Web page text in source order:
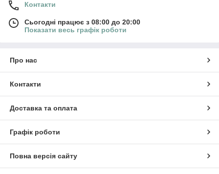
Контакти
Сьогодні працює з 08:00 до 20:00
Показати весь графік роботи
Про нас
Контакти
Доставка та оплата
Графік роботи
Повна версія сайту